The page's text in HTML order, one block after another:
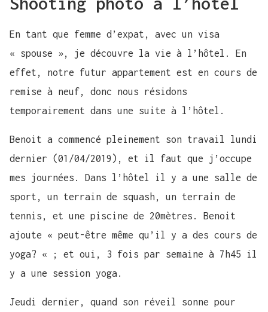
En tant que femme d’expat, avec un visa
« spouse », je découvre la vie à l’hôtel. En
effet, notre futur appartement est en cours de
remise à neuf, donc nous résidons
temporairement dans une suite à l’hôtel.
Benoit a commencé pleinement son travail lundi
dernier (01/04/2019), et il faut que j’occupe
mes journées. Dans l’hôtel il y a une salle de
sport, un terrain de squash, un terrain de
tennis, et une piscine de 20mètres. Benoit
ajoute « peut-être même qu’il y a des cours de
yoga? « ; et oui, 3 fois par semaine à 7h45 il
y a une session yoga.
Jeudi dernier, quand son réveil sonne pour